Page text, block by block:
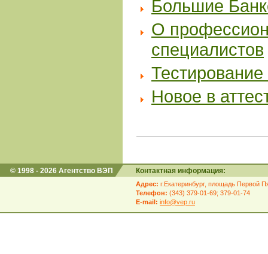
Большие
О
специалистов
Новое в
© 1998 - 2026 Агентство ВЭП Контактная информация:
Адрес: г.Екатеринбург, площадь Первой
Телефон: (343) 379-01-69; 379-01-74
E-mail: info@vep.ru